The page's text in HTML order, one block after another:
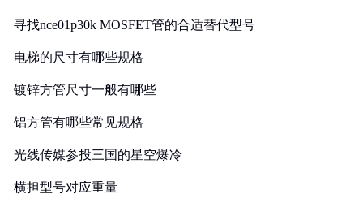
寻找nce01p30k MOSFET管的合适替代型号
电梯的尺寸有哪些规格
镀锌方管尺寸一般有哪些
铝方管有哪些常见规格
光线传媒参投三国的星空爆冷
横担型号对应重量